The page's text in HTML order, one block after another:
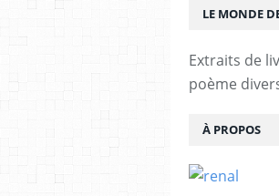
LE MONDE
Extraits de
poème
À PROPOS